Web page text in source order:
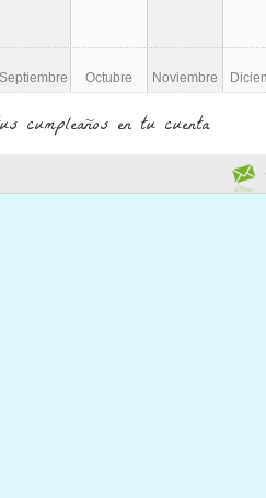
Septiembre Octubre Noviembre
en tu cuenta